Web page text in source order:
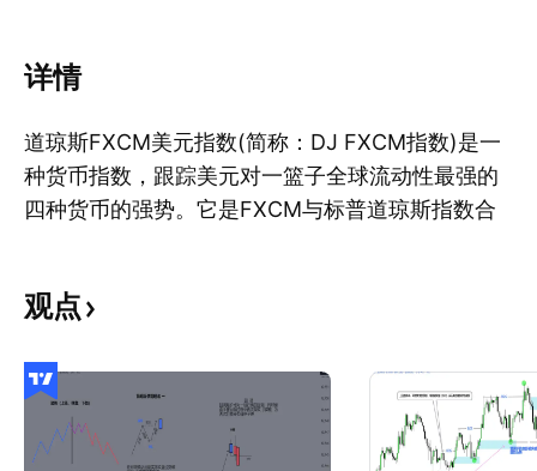
详情
道琼斯FXCM美元指数(简称：DJ FXCM指数)是一
种货币指数，跟踪美元对一篮子全球流动性最强的
四种货币的强势。它是FXCM与标普道琼斯指数合
了以一篮子货币衡量的美元价值的变化：当美元相
这一篮子货币中，欧元、英镑、日元和澳元的权重
相等。它在地理上是平衡的，占全球外汇活动的
观点